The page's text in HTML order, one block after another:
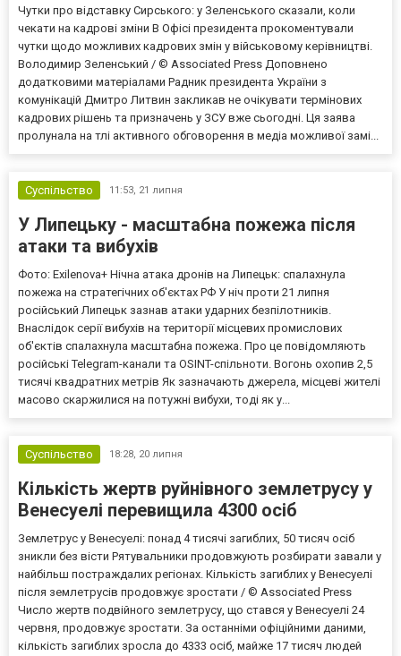
Чутки про відставку Сирського: у Зеленського сказали, коли
чекати на кадрові зміни В Офісі президента прокоментували
чутки щодо можливих кадрових змін у військовому керівництві.
Володимир Зеленський / © Associated Press Доповнено
додатковими матеріалами Радник президента України з
комунікацій Дмитро Литвин закликав не очікувати термінових
кадрових рішень та призначень у ЗСУ вже сьогодні. Ця заява
пролунала на тлі активного обговорення в медіа можливої замі...
Суспільство 11:53, 21 липня
У Липецьку - масштабна пожежа після
атаки та вибухів
Фото: Exilenova+ Нічна атака дронів на Липецьк: спалахнула
пожежа на стратегічних об'єктах РФ У ніч проти 21 липня
російський Липецьк зазнав атаки ударних безпілотників.
Внаслідок серії вибухів на території місцевих промислових
об'єктів спалахнула масштабна пожежа. Про це повідомляють
російські Telegram-канали та OSINT-спільноти. Вогонь охопив 2,5
тисячі квадратних метрів Як зазначають джерела, місцеві жителі
масово скаржилися на потужні вибухи, тоді як у...
Суспільство 18:28, 20 липня
Кількість жертв руйнівного землетрусу у
Венесуелі перевищила 4300 осіб
Землетрус у Венесуелі: понад 4 тисячі загиблих, 50 тисяч осіб
зникли без вісти Рятувальники продовжують розбирати завали у
найбільш постраждалих регіонах. Кількість загиблих у Венесуелі
після землетрусів продовжує зростати / © Associated Press
Число жертв подвійного землетрусу, що стався у Венесуелі 24
червня, продовжує зростати. За останніми офіційними даними,
кількість загиблих зросла до 4333 осіб, майже 17 тисяч людей